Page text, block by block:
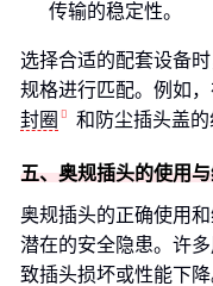
传输的稳定性。
选择合适的配套设备
规格进行匹配。例如
封圈
和防尘插头盖的
五、奥规插头的使用
奥规插头的正确使用
潜在的安全隐患。许
致插头损坏或性能下降